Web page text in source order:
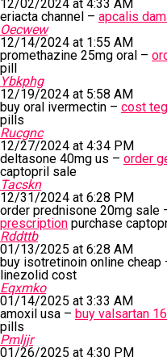
12/02/2024 at 4:33 AM
eriacta channel – apcalis
Oecwew
12/14/2024 at 1:55 AM
promethazine 25mg oral –
pill
Ybkphg
12/19/2024 at 5:58 AM
buy oral ivermectin – cost
pills
Rucgnc
12/27/2024 at 4:34 PM
deltasone 40mg us – order
captopril sale
Tacskn
12/31/2024 at 6:28 PM
order prednisone 20mg sale
prescription purchase
Rddttb
01/13/2025 at 6:28 AM
buy isotretinoin online cheap
linezolid cost
Eqxmko
01/14/2025 at 3:33 AM
amoxil usa – buy valsartan
pills
Pmljjr
01/26/2025 at 4:30 PM